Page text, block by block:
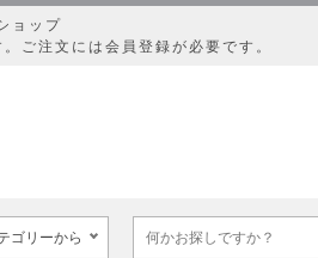
ョップ
ご注文には会員登録が必要です。